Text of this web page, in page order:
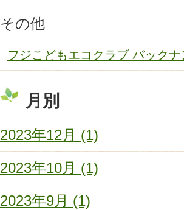
その他
フジこどもエコクラブ バック
月別
2023年12月 (1)
2023年10月 (1)
2023年9月 (1)